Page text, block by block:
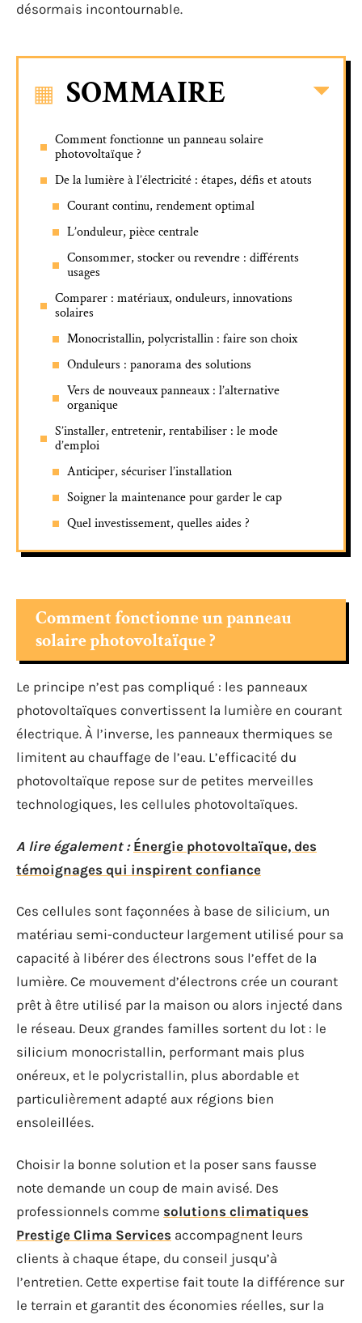
désormais incontournable.
SOMMAIRE
Comment fonctionne un panneau solaire
photovoltaïque ?
De la lumière à l’électricité : étapes, défis et atouts
Courant continu, rendement optimal
L’onduleur, pièce centrale
Consommer, stocker ou revendre : différents
usages
Comparer : matériaux, onduleurs, innovations
solaires
Monocristallin, polycristallin : faire son choix
Onduleurs : panorama des solutions
Vers de nouveaux panneaux : l’alternative
organique
S’installer, entretenir, rentabiliser : le mode
d’emploi
Anticiper, sécuriser l’installation
Soigner la maintenance pour garder le cap
Quel investissement, quelles aides ?
Comment fonctionne un panneau
solaire photovoltaïque ?
Le principe n’est pas compliqué : les panneaux
photovoltaïques convertissent la lumière en courant
électrique. À l’inverse, les panneaux thermiques se
limitent au chauffage de l’eau. L’efficacité du
photovoltaïque repose sur de petites merveilles
technologiques, les cellules photovoltaïques.
A lire également : Énergie photovoltaïque, des
témoignages qui inspirent confiance
Ces cellules sont façonnées à base de silicium, un
matériau semi-conducteur largement utilisé pour sa
capacité à libérer des électrons sous l’effet de la
lumière. Ce mouvement d’électrons crée un courant
prêt à être utilisé par la maison ou alors injecté dans
le réseau. Deux grandes familles sortent du lot : le
silicium monocristallin, performant mais plus
onéreux, et le polycristallin, plus abordable et
particulièrement adapté aux régions bien
ensoleillées.
Choisir la bonne solution et la poser sans fausse
note demande un coup de main avisé. Des
professionnels comme solutions climatiques
Prestige Clima Services accompagnent leurs
clients à chaque étape, du conseil jusqu’à
l’entretien. Cette expertise fait toute la différence sur
le terrain et garantit des économies réelles, sur la